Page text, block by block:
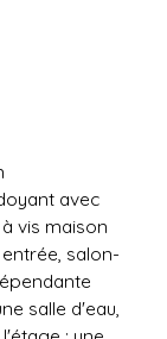
avec
vis maison
salon-
salle d'eau,